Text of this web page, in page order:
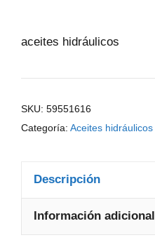
aceites hidráulicos
SKU: 59551616
Categoría: Aceites hidráulicos
Descripción
Información adicional